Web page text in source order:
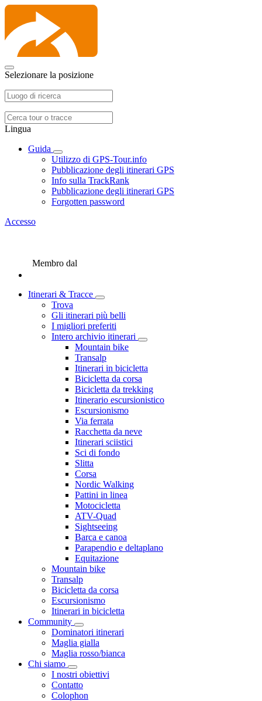
Selezionare la posizione
Lingua
Guida
Utilizzo di GPS-Tour.info
Pubblicazione degli itinerari GPS
Info sulla TrackRank
Pubblicazione degli itinerari GPS
Forgotten password
Accesso
Membro dal
Itinerari & Tracce
Trova
Gli itinerari più belli
I migliori preferiti
Intero archivio itinerari
Mountain bike
Transalp
Itinerari in bicicletta
Bicicletta da corsa
Bicicletta da trekking
Itinerario escursionistico
Escursionismo
Via ferrata
Racchetta da neve
Itinerari sciistici
Sci di fondo
Slitta
Corsa
Nordic Walking
Pattini in linea
Motocicletta
ATV-Quad
Sightseeing
Barca e canoa
Parapendio e deltaplano
Equitazione
Mountain bike
Transalp
Bicicletta da corsa
Escursionismo
Itinerari in bicicletta
Community
Dominatori itinerari
Maglia gialla
Maglia rosso/bianca
Chi siamo
I nostri obiettivi
Contatto
Colophon